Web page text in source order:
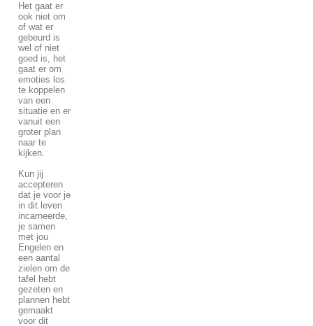
Het gaat er
ook niet om
of wat er
gebeurd is
wel of niet
goed is, het
gaat er om
emoties los
te koppelen
van een
situatie en er
vanuit een
groter plan
naar te
kijken.
Kun jij
accepteren
dat je voor je
in dit leven
incarneerde,
je samen
met jou
Engelen en
een aantal
zielen om de
tafel hebt
gezeten en
plannen hebt
gemaakt
voor dit